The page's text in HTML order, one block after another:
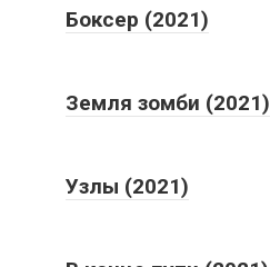
Боксер (2021)
Земля зомби (2021)
Узлы (2021)